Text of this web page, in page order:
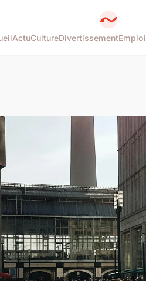
ActuCultureDivertissementEmploi